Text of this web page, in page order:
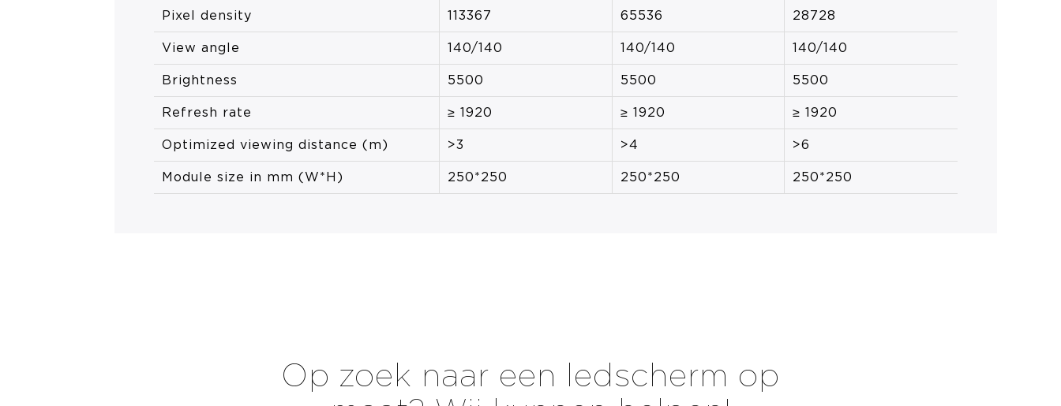
Pixel density 113367 65536 28728
View angle 140/140 140/140 140/140
Brightness 5500 5500 5500
Refresh rate ≥ 1920 ≥ 1920 ≥ 1920
Optimized viewing distance (m) >3 >4 >6
Module size in mm (W*H) 250*250 250*250 250*250
Op zoek naar een ledscherm op